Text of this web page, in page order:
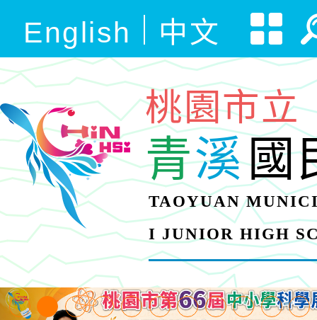
English 中文
桃園市立
青溪國
TAOYUAN
I JUNIOR HIGH